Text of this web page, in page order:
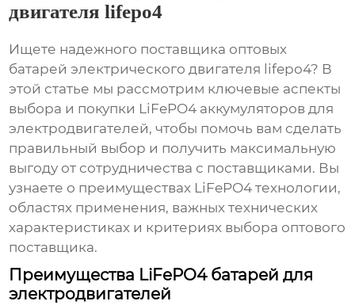
двигателя lifepo4
Ищете надежного поставщика оптовых
батарей электрического двигателя lifepo4? В
этой статье мы рассмотрим ключевые аспекты
выбора и покупки LiFePO4 аккумуляторов для
электродвигателей, чтобы помочь вам сделать
правильный выбор и получить максимальную
выгоду от сотрудничества с поставщиками. Вы
узнаете о преимуществах LiFePO4 технологии,
областях применения, важных технических
характеристиках и критериях выбора оптового
поставщика.
Преимущества LiFePO4 батарей для
электродвигателей